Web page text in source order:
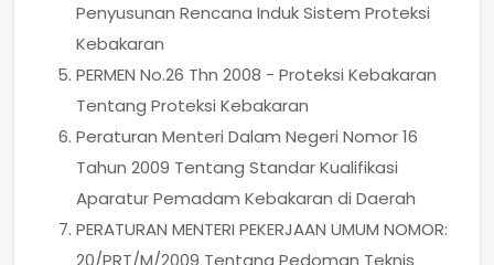
Penyusunan Rencana Induk Sistem Proteksi
Kebakaran
PERMEN No.26 Thn 2008 - Proteksi Kebakaran
Tentang Proteksi Kebakaran
Peraturan Menteri Dalam Negeri Nomor 16
Tahun 2009 Tentang Standar Kualifikasi
Aparatur Pemadam Kebakaran di Daerah
PERATURAN MENTERI PEKERJAAN UMUM NOMOR:
20/PRT/M/2009 Tentang Pedoman Teknis